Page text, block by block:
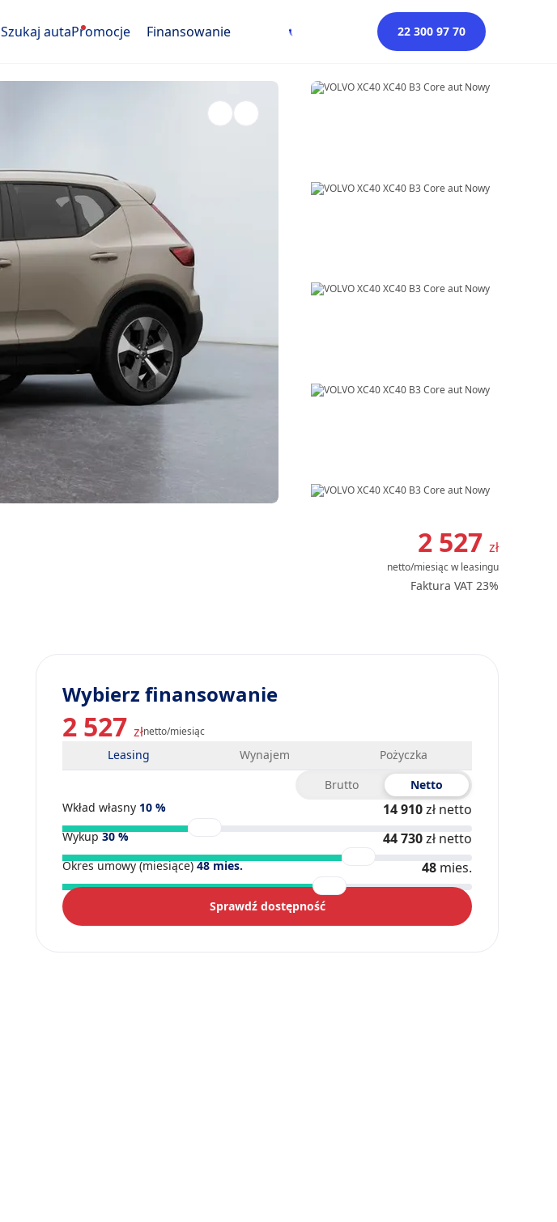
Szukaj autaPromocje Finansowanie 22 300 97 70
2 527 zł
netto/miesiącw leasingu
Faktura VAT 23%
Wybierz finansowanie
2 527 złnetto/miesiąc
Leasing Wynajem
Pożyczka
Brutto
Netto
Wkład własny 10 % 14 910zł netto
Wykup30% 44 730zł netto
Okres umowy (miesiące)48mies. 48 mies.
Sprawdź dostępność